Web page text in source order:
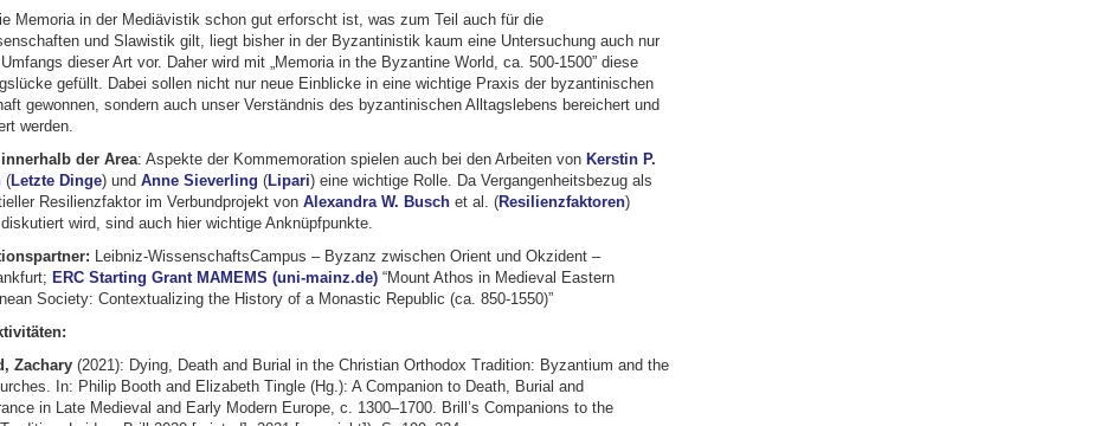
Memoria in der Mediävistik schon gut erforscht ist, was zum Teil auch für die
und Slawistik gilt, liegt bisher in der Byzantinistik kaum eine Untersuchung auch nur
dieser Art vor. Daher wird mit „Memoria in the Byzantine World, ca. 500-1500” diese
gefüllt. Dabei sollen nicht nur neue Einblicke in eine wichtige Praxis der byzantinischen
gewonnen, sondern auch unser Verständnis des byzantinischen Alltagslebens bereichert und
werden.
der Area: Aspekte der Kommemoration spielen auch bei den Arbeiten vonKerstin P.
(Letzte Dinge) und Anne Sieverling (Lipari) eine wichtige Rolle. Da Vergangenheitsbezug als
Resilienzfaktor im Verbundprojekt von Alexandra W. Buschet al. (Resilienzfaktoren)
wird, sind auch hier wichtige Anknüpfpunkte.
Leibniz-WissenschaftsCampus – Byzanz zwischen Orient und Okzident –
ERC Starting Grant MAMEMS (uni-mainz.de)“Mount Athos in Medieval Eastern
Society: Contextualizing the History of a Monastic Republic (ca. 850-1550)”
Zachary(2021): Dying, Death and Burial in the Christian Orthodox Tradition: Byzantium and the
In: Philip Booth and Elizabeth Tingle (Hg.): A Companion to Death, Burial and
in Late Medieval and Early Modern Europe, c. 1300–1700. Brill’s Companions to the